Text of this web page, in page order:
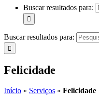
Buscar resultados para:
Buscar resultados para:
Felicidade
Início » Serviços » Felicidade